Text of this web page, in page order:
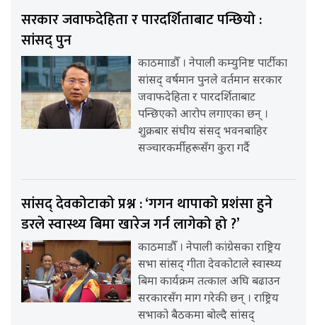
सरकार जवाफदेहिता र पारदर्शिताबाट पन्छियो :
सांसद् पुन
काठमााडौँ । नेपाली कम्युनिष्ट पार्टीका
सांसद् वर्षमान पुनले वर्तमान सरकार
जवाफदेहिता र पारदर्शिताबाट
पन्छिएको आरोप लगाएका छन् ।
शुक्रबार संघीय संसद् भवनबाहिर
सञ्चारकर्मीहरूसँग कुरा गर्दै
सांसद् देवकोटाको प्रश्न : ‘गगन थापाको प्रशंसा हुने
डरले स्वास्थ्य बिमा खारेज गर्न लागेको हो ?’
काठमाडौँ । नेपाली कांग्रेसका राष्ट्रिय
सभा सांसद् गीता देवकोटाले स्वास्थ्य
बिमा कार्यक्रम तत्काल अघि बढाउन
सरकारसँग माग गरेकी छन् । राष्ट्रिय
सभाको बैठकमा बोल्दै सांसद्